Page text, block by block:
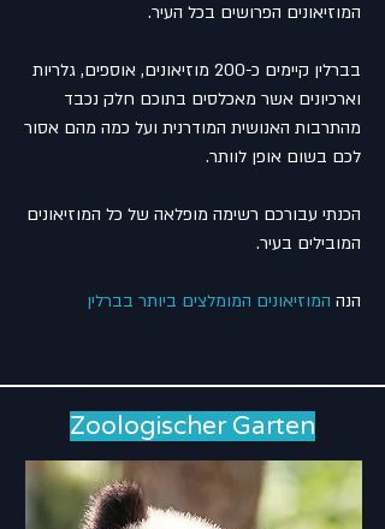
המוזיאונים הפרושים בכל העיר.
בברלין קיימים כ-200 מוזיאונים, אוספים, גלריות
וארכיונים אשר מאכלסים בתוכם חלק נכבד
מהתרבות האנושית המודרנית ועל כמה מהם אסור
לכם בשום אופן לוותר.
הכנתי עבורכם רשימה מופלאה של כל המוזיאונים
המובילים בעיר.
הנה המוזיאונים המומלצים ביותר בברלין
Zoologischer Garten